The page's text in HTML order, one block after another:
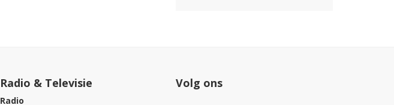
Radio & Televisie
Radio
Volg ons